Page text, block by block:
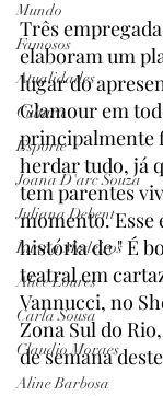
Mundo
Famosos
Atualidades
Cultura
Esporte
Joana D'arc Souza
Juliana Debent
Luana Medeiros
Alice Loures
Carla Sousa
Claudio Moraes
Aline Barbosa
Três
elaboram um
lugar do
Glamour em
principalmente
herdar tudo, já
tem parentes
momento. Esse
história de " É
teatral em
Vannucci, no
Zona Sul do
de semana